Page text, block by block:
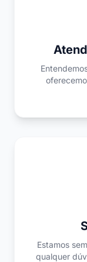
Estamos
qualquer